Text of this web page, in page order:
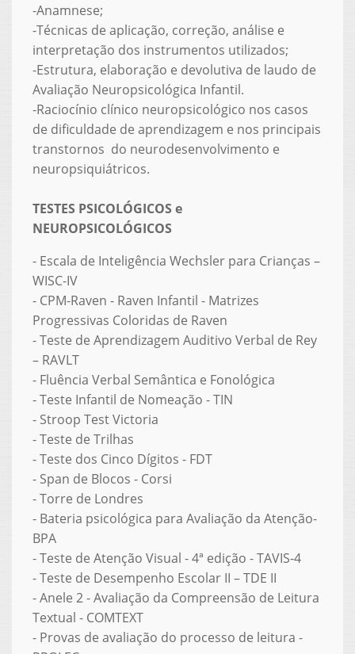
-Anamnese;
-Técnicas de aplicação, correção, análise e
interpretação dos instrumentos utilizados;
-Estrutura, elaboração e devolutiva de laudo de
Avaliação Neuropsicológica Infantil.
-Raciocínio clínico neuropsicológico nos casos
de dificuldade de aprendizagem e nos principais
transtornos do neurodesenvolvimento e
neuropsiquiátricos.
TESTES PSICOLÓGICOS e
NEUROPSICOLÓGICOS
- Escala de Inteligência Wechsler para Crianças –
WISC-IV
- CPM-Raven - Raven Infantil - Matrizes
Progressivas Coloridas de Raven
- Teste de Aprendizagem Auditivo Verbal de Rey
– RAVLT
- Fluência Verbal Semântica e Fonológica
- Teste Infantil de Nomeação - TIN
- Stroop Test Victoria
- Teste de Trilhas
- Teste dos Cinco Dígitos - FDT
- Span de Blocos - Corsi
- Torre de Londres
- Bateria psicológica para Avaliação da Atenção-
BPA
- Teste de Atenção Visual - 4ª edição - TAVIS-4
- Teste de Desempenho Escolar II – TDE II
- Anele 2 - Avaliação da Compreensão de Leitura
Textual - COMTEXT
- Provas de avaliação do processo de leitura -